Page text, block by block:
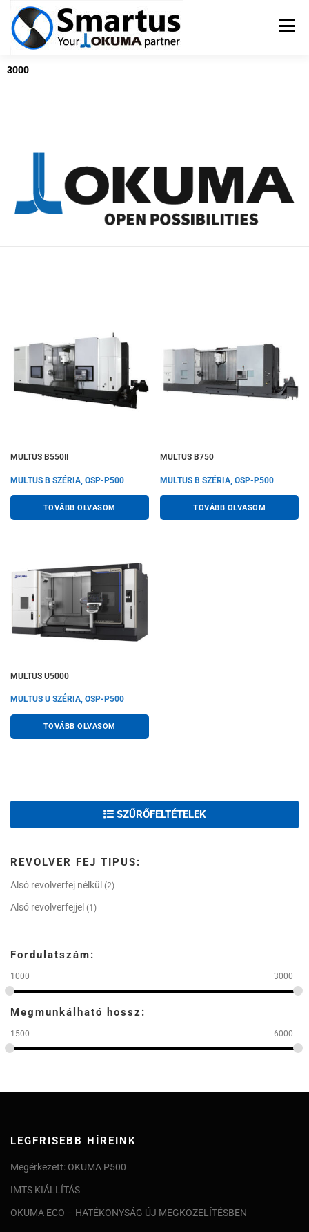
Menü
3000
MULTUS B550II
MULTUS B SZÉRIA, OSP-P500
TOVÁBB OLVASOM
MULTUS B750
MULTUS B SZÉRIA, OSP-P500
TOVÁBB OLVASOM
MULTUS U5000
MULTUS U SZÉRIA, OSP-P500
TOVÁBB OLVASOM
SZŰRŐFELTÉTELEK
REVOLVER FEJ TIPUS:
Alsó revolverfej nélkül (2)
Alsó revolverfejjel (1)
Fordulatszám:
1000 3000
Megmunkálható hossz:
1500 6000
LEGFRISEBB HÍREINK
Megérkezett: OKUMA P500
IMTS KIÁLLÍTÁS
OKUMA ECO – HATÉKONYSÁG ÚJ MEGKÖZELÍTÉSBEN